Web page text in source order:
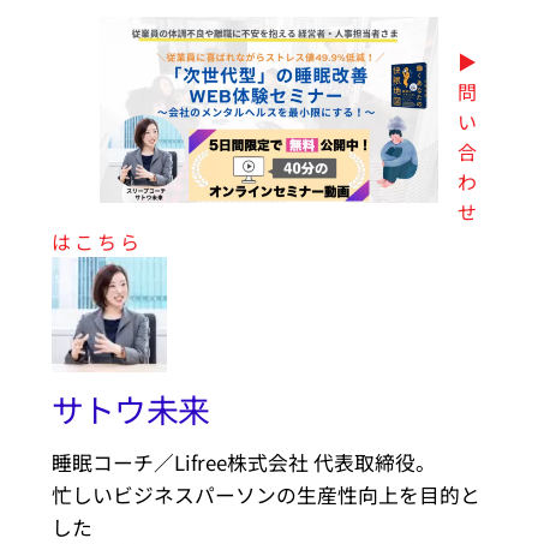
▶︎
問
い
合
わ
せ
はこちら
サトウ未来
睡眠コーチ／Lifree株式会社 代表取締役。
忙しいビジネスパーソンの生産性向上を目的と
した